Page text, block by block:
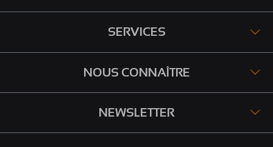
SERVICES
NOUS CONNAÎTRE
NEWSLETTER